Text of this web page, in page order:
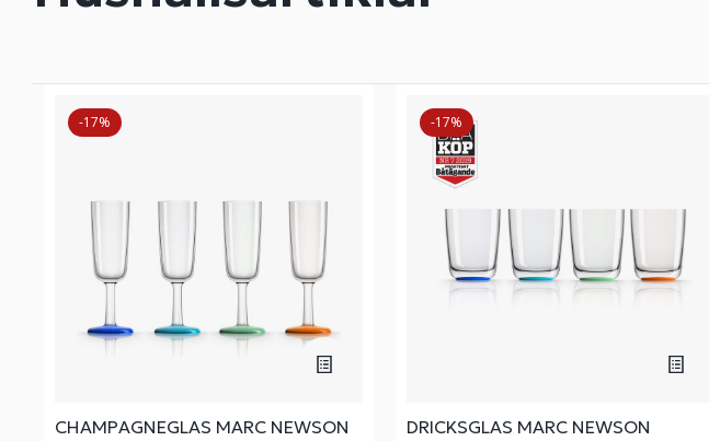
-17%
CHAMPAGNEGLAS MARC NEWSON
-17%
DRICKSGLAS MARC NEWSON